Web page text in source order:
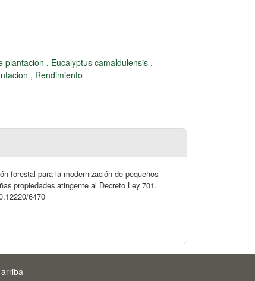
plantacion , Eucalyptus camaldulensis ,
, Rendimiento
forestal para la modernización de pequeños
propiedades atingente al Decreto Ley 701.
6470